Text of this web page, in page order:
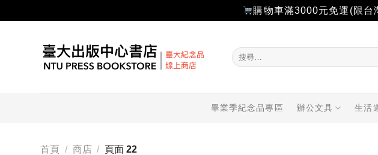
購物車滿3000元免運(限台
搜
尋
畢業季紀念品專區 辦公文具 生活
首頁 / 商店 / 頁面 22